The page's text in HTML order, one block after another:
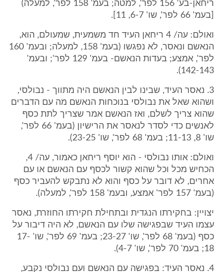
ריחאן-בע' 156 לפר', למטה; בעמ' 158 לפר', למעלה)
[בעמ' 66 לפר', שו' 6-7, 11].
ואולם: עה/ 4 ריחאן העיד חד משמעית, שמעולם, הוא,
הנאשם ונאסר, לא נפגשו (בעמ' 158, למעלה; ובעמ' 160
לפר', אמצע; בעדות הנאשם- בעמ' 129 לפר'; ובעמ'
142-143).
3. נאסר העיד, שבינו לבין הנאשם היה מתווך - נבולסי,
ושהוא שאל את נבולסי בנוכחות הנאשם מה עם הדברים
שהוא צריך לשלם, ואז הנאשם אמר שצריך לתת כסף
לאנשים כדי לסדר לנאסר את הרישיון (בעמ' 66 לפר',
שו' 8, 11-13; בעמ' 68 לפר', שו' 23-25).
ואולם: אותו נבולסי - הוא יוסף ריחאן כאמור, עה/ 4,
הכחיש מכל וכל שהוא קשור לכסף עם הנאשם או עם
אחרים, לא דובר על כסף והוא לא נתבקש להעביר כסף
(בעמ' 157 לפר' אמצע, ובעמ' 158 לפר', למעלה).
יצויין: בחקירתו הנגדית ובתחילת חקירתו החוזרת, נאסר
עצמו העיד שבפגישה שלו עם הנאשם, לא היה דיבור על
כסף (בעמ' 68 לפר', שו' 23-27; בעמ' 69 לפר', שו' 17-
18; בעמ' 70 לפר', שו' 4-7).
4. נאסר העיד: בפגישה עם הנאשם ועם נבולסי נקבע,